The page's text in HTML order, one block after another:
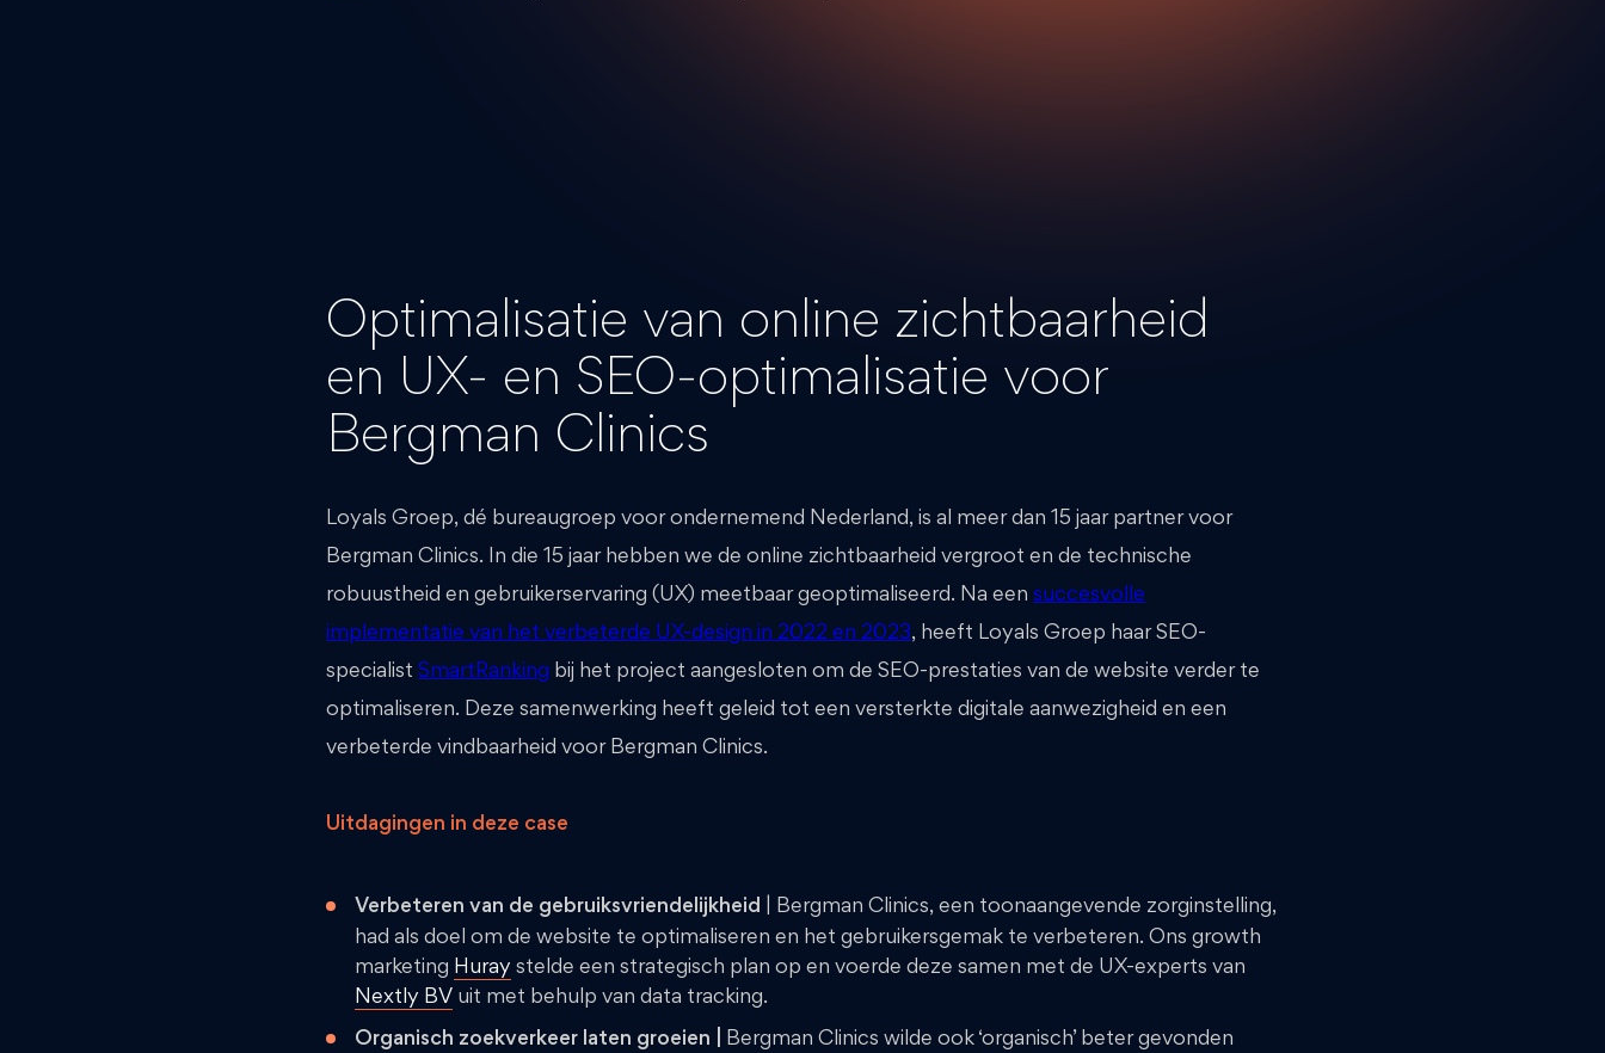
Optimalisatie van online zichtbaarheid
en UX- en SEO-optimalisatie voor
Bergman Clinics
Loyals Groep, dé bureaugroep voor ondernemend Nederland, is al meer dan 15 jaar partner voor
Bergman Clinics. In die 15 jaar hebben we de online zichtbaarheid vergroot en de technische
robuustheid en gebruikerservaring (UX) meetbaar geoptimaliseerd. Na eensuccesvolle
implementatie van het verbeterde UX-design in 2022 en 2023, heeft Loyals Groep haar SEO-
specialistSmartRanking bij het project aangesloten om de SEO-prestaties van de website verder te
optimaliseren. Deze samenwerking heeft geleid tot een versterkte digitale aanwezigheid en een
verbeterde vindbaarheid voor Bergman Clinics.
Uitdagingen in deze case
Verbeteren van de gebruiksvriendelijkheid | Bergman Clinics, een toonaangevende zorginstelling,
had als doel om de website te optimaliseren en het gebruikersgemak te verbeteren. Ons growth
marketing Huray stelde een strategisch plan op en voerde deze samen met de UX-experts van
Nextly BV uit met behulp van data tracking.
Organisch zoekverkeer laten groeien | Bergman Clinics wilde ook ‘organisch’ beter gevonden